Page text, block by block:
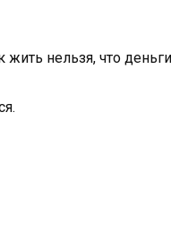
нельзя, что